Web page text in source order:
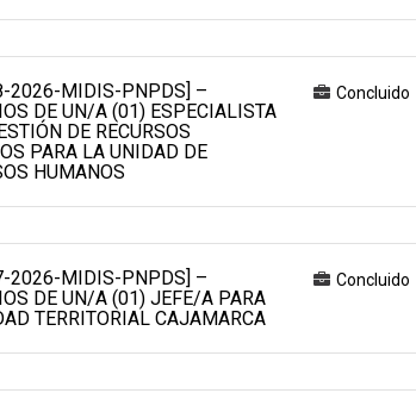
2026-MIDIS-PNPDS] –
DE UN/A (01) ESPECIALISTA
DE RECURSOS
PARA LA UNIDAD DE
HUMANOS
Concluido
2026-MIDIS-PNPDS] –
DE UN/A (01) JEFE/A PARA
TERRITORIAL CAJAMARCA
Concluido